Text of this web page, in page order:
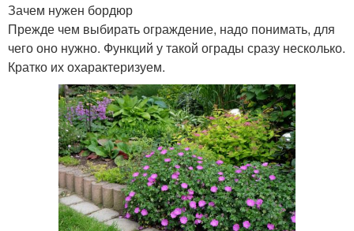
Зачем нужен бордюр
Прежде чем выбирать ограждение, надо понимать, для
чего оно нужно. Функций у такой ограды сразу несколько.
Кратко их охарактеризуем.